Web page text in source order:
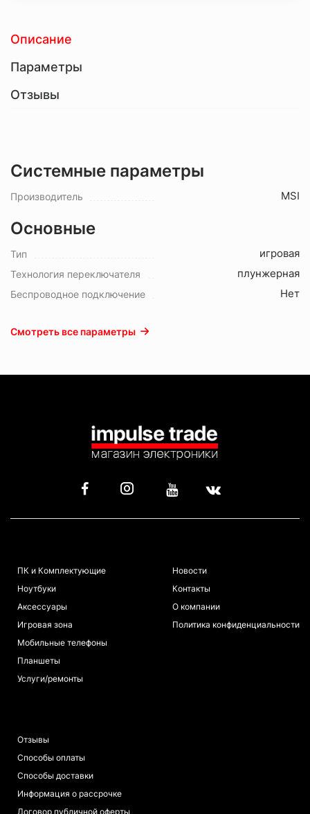
Описание
Параметры
Отзывы
Системные параметры
Производитель MSI
Основные
Тип игровая
Технология переключателя плунжерная
Беспроводное подключение Нет
Смотреть все параметры
ПК и Комплектующие
Ноутбуки
Аксессуары
Игровая зона
Мобильные телефоны
Планшеты
Услуги/ремонты
Новости
Контакты
О компании
Политика конфиденциальности
Отзывы
Способы оплаты
Способы доставки
Информация о рассрочке
Договор публичной оферты